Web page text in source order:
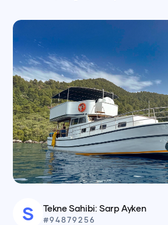
S Tekne Sahibi: Sarp Ayken
#94879256